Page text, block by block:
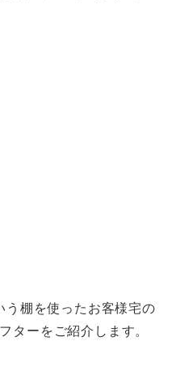
棚を使ったお客様宅の
ターをご紹介します。